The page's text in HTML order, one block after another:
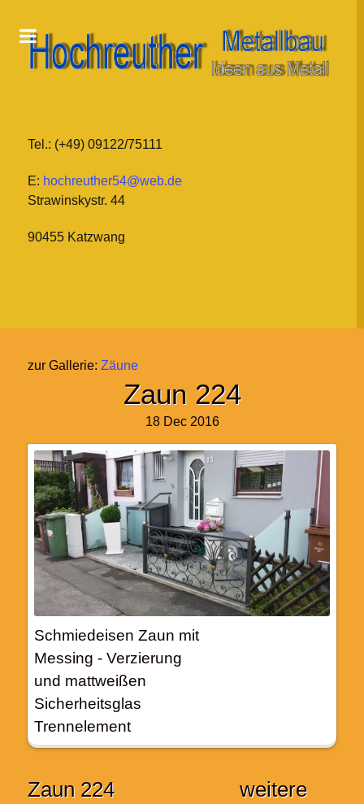
Tel.: (+49) 09122/75111
E: hochreuther54@web.de
Strawinskystr. 44
90455 Katzwang
zur Gallerie: Zäune
Zaun 224
18 Dec 2016
Schmiedeisen Zaun mit
Messing - Verzierung
und mattweißen
Sicherheitsglas
Trennelement
Zaun 224
weitere